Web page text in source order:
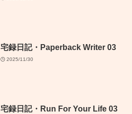
宅録日記・Paperback Writer 03
2025/11/30
宅録日記・Run For Your Life 03